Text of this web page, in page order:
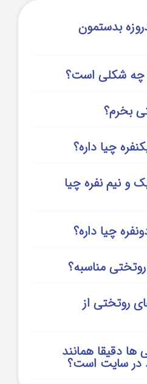
بدستمون
چه شکلی است؟
بخرم؟
چیا داره؟
نیم نفره چیا
چیا داره؟
مناسبه؟
روتختی از
ها دقیقا همانند
سایت است؟